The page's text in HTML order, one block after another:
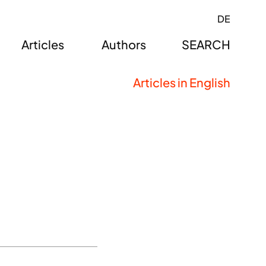
SEARCH
Articles Authors
DE
Articles in English